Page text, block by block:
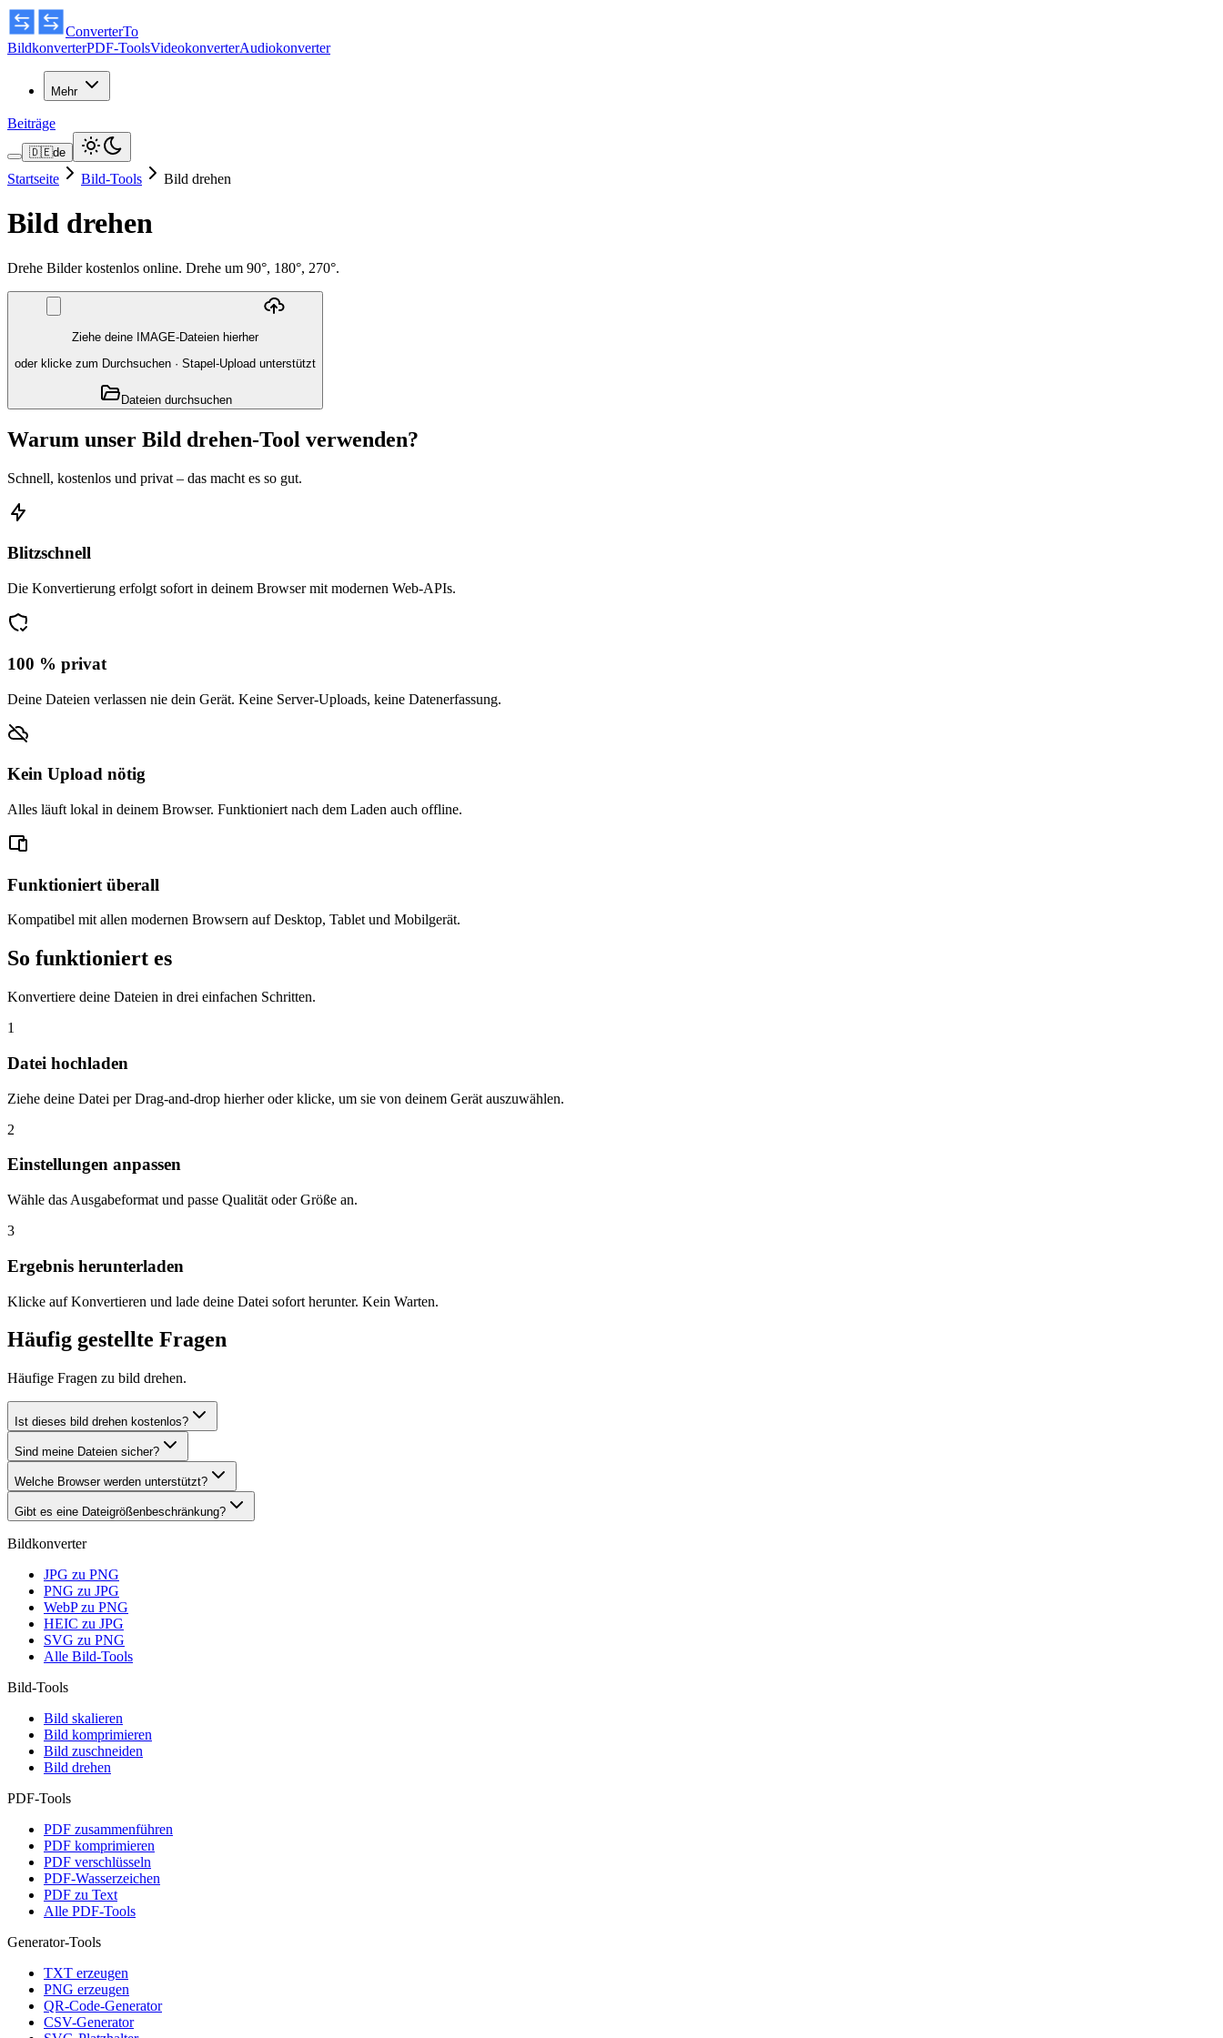
ConverterTo
BildkonverterPDF-ToolsVideokonverterAudiokonverter
Mehr
Beiträge
🇩🇪de
Startseite Bild-Tools Bild drehen
Bild drehen
Drehe Bilder kostenlos online. Drehe um 90°, 180°, 270°.
Ziehe deine IMAGE-Dateien hierher
oder klicke zum Durchsuchen · Stapel-Upload unterstützt
Dateien durchsuchen
Warum unser Bild drehen-Tool verwenden?
Schnell, kostenlos und privat – das macht es so gut.
Blitzschnell
Die Konvertierung erfolgt sofort in deinem Browser mit modernen Web-APIs.
100 % privat
Deine Dateien verlassen nie dein Gerät. Keine Server-Uploads, keine Datenerfassung.
Kein Upload nötig
Alles läuft lokal in deinem Browser. Funktioniert nach dem Laden auch offline.
Funktioniert überall
Kompatibel mit allen modernen Browsern auf Desktop, Tablet und Mobilgerät.
So funktioniert es
Konvertiere deine Dateien in drei einfachen Schritten.
1
Datei hochladen
Ziehe deine Datei per Drag-and-drop hierher oder klicke, um sie von deinem Gerät auszuwählen.
2
Einstellungen anpassen
Wähle das Ausgabeformat und passe Qualität oder Größe an.
3
Ergebnis herunterladen
Klicke auf Konvertieren und lade deine Datei sofort herunter. Kein Warten.
Häufig gestellte Fragen
Häufige Fragen zu bild drehen.
Ist dieses bild drehen kostenlos?
Sind meine Dateien sicher?
Welche Browser werden unterstützt?
Gibt es eine Dateigrößenbeschränkung?
Bildkonverter
JPG zu PNG
PNG zu JPG
WebP zu PNG
HEIC zu JPG
SVG zu PNG
Alle Bild-Tools
Bild-Tools
Bild skalieren
Bild komprimieren
Bild zuschneiden
Bild drehen
PDF-Tools
PDF zusammenführen
PDF komprimieren
PDF verschlüsseln
PDF-Wasserzeichen
PDF zu Text
Alle PDF-Tools
Generator-Tools
TXT erzeugen
PNG erzeugen
QR-Code-Generator
CSV-Generator